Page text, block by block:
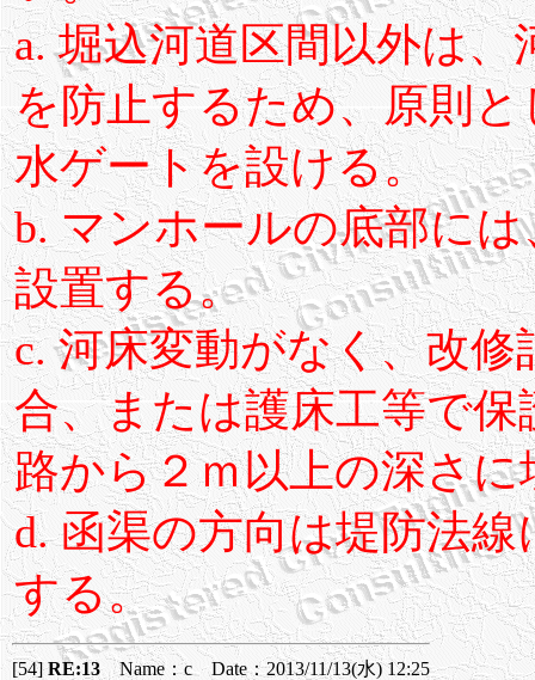
a. 堀込河道区間以外は
を防止するため、原則
水ゲートを設ける。
b. マンホールの底部に
設置する。
c. 河床変動がなく、改
合、または護床工等で
路から２ｍ以上の深さ
d. 函渠の方向は堤防法
する。
[54]RE:13Name：c Date：2013/11/13(水) 12:25